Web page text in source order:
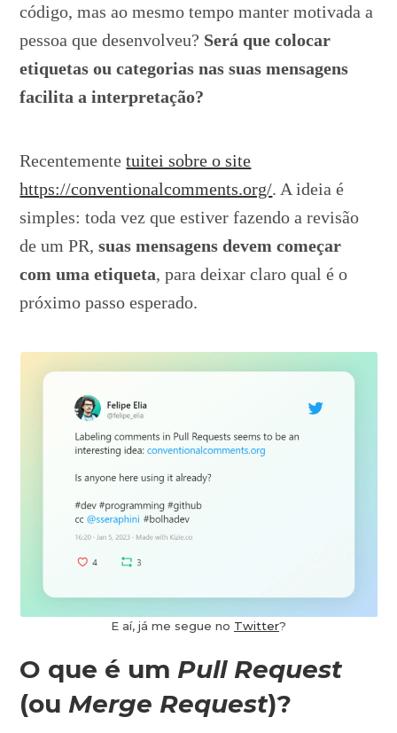
código, mas ao mesmo tempo manter motivada a
pessoa que desenvolveu? Será que colocar
etiquetas ou categorias nas suas mensagens
facilita a interpretação?
Recentementetuitei sobre o site
https://conventionalcomments.org/. A ideia é
simples: toda vez que estiver fazendo a revisão
de um PR,suas mensagens devem começar
com uma etiqueta, para deixar claro qual é o
próximo passo esperado.
E aí, já me segue no Twitter?
O que é um Pull Request
(ou Merge Request)?